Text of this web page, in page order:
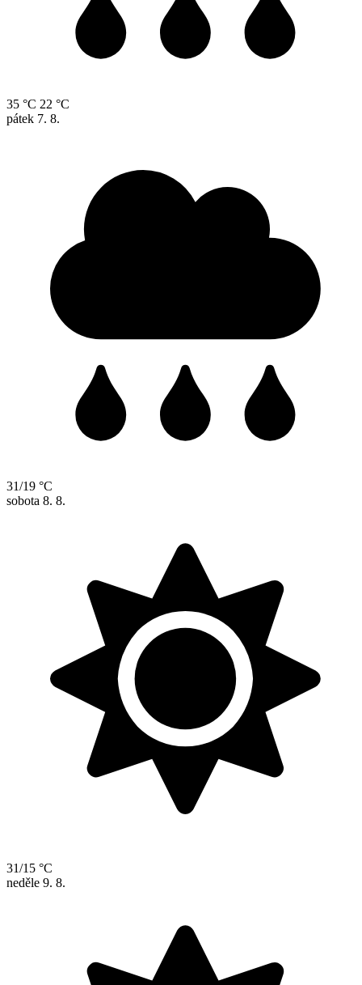
35 °C 22 °C
pátek 7. 8.
31/19 °C
sobota 8. 8.
31/15 °C
neděle 9. 8.